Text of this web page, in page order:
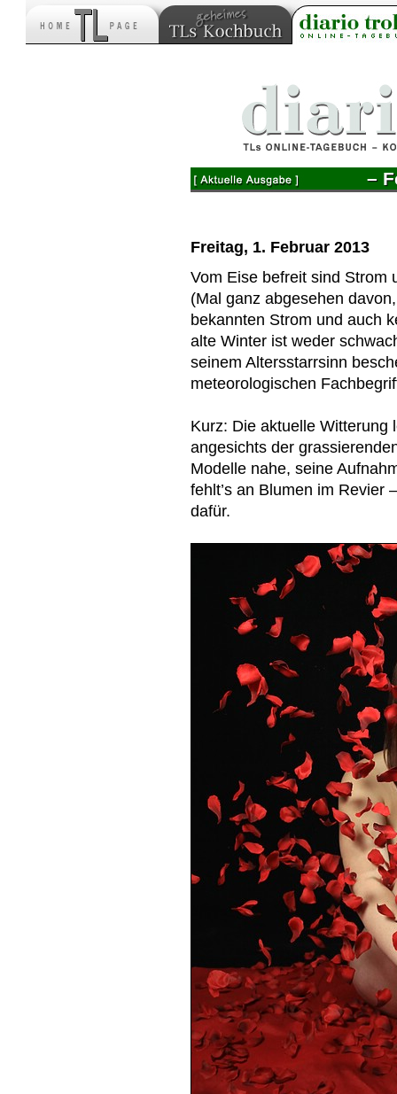
–
Freitag, 1. Februar 2013
Vom Eise befreit sind
(Mal ganz abgesehen
bekannten Strom und auch
alte Winter ist weder
seinem Altersstarrsinn
meteorologischen
Kurz: Die aktuelle Witterung
angesichts der
Modelle nahe, seine
fehlt’s an Blumen im Revier
dafür.